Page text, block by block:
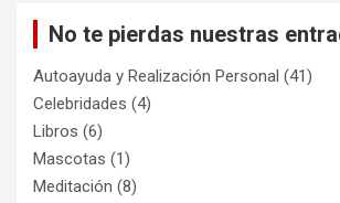
No te pierdas nuestras
Autoayuda y Realización Personal (41)
Celebridades (4)
Libros (6)
Mascotas (1)
Meditación (8)